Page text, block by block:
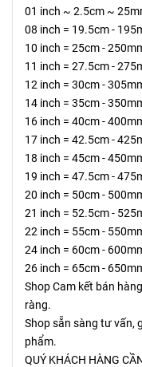
01 inch ~ 2.5cm ~
08 inch = 19.5cm -
10 inch = 25cm -
11 inch = 27.5cm -
12 inch = 30cm -
14 inch = 35cm -
16 inch = 40cm -
17 inch = 42.5cm -
18 inch = 45cm -
19 inch = 47.5cm -
20 inch = 50cm -
21 inch = 52.5cm -
22 inch = 55cm -
24 inch = 60cm -
26 inch = 65cm -
Shop Cam kết bán
ràng.
Shop sẵn sàng tư vấn,
phẩm.
QUÝ KHÁCH HÀNG